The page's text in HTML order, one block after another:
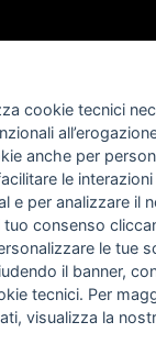
cookie tecnici
anche per
le
e per analizzare il
tuo consenso
le tue
il banner,
tecnici. Per
visualizza la